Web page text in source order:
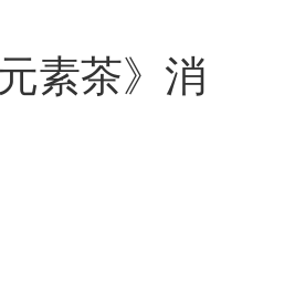
素茶》消